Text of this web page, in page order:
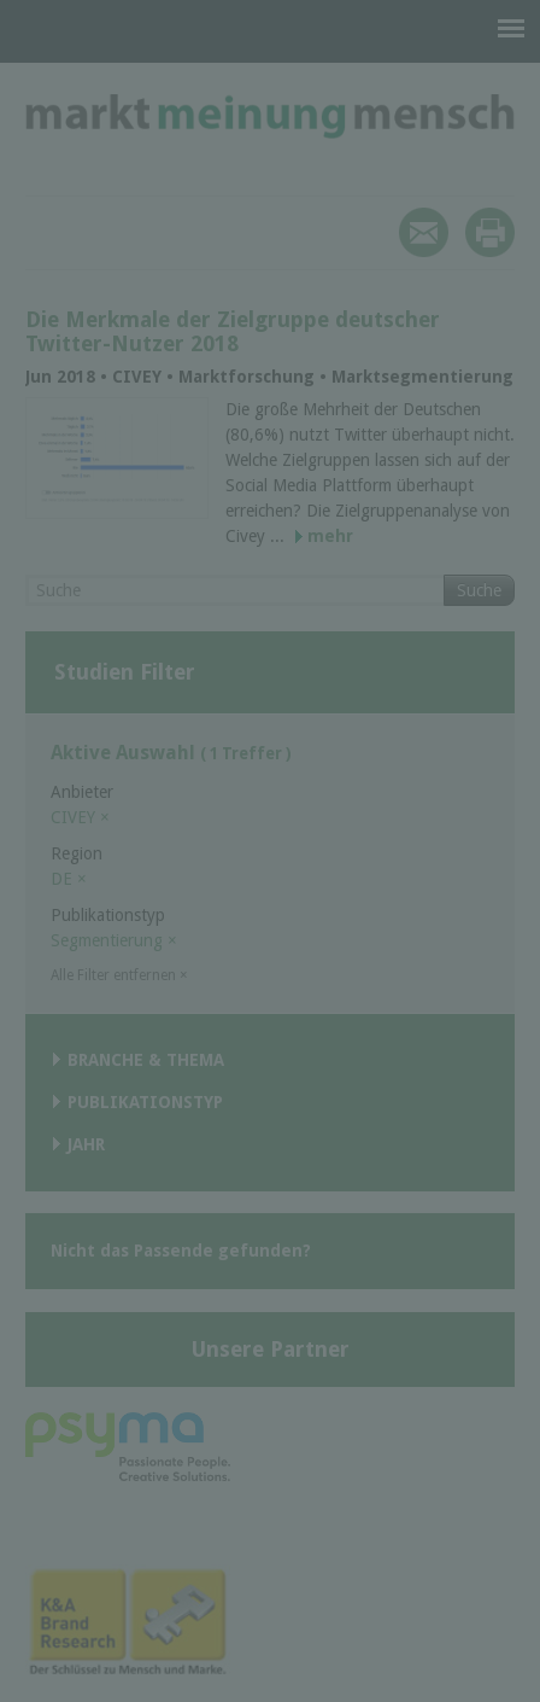
Die Merkmale der Zielgruppe deutscher
Twitter-Nutzer 2018
Jun 2018 • CIVEY • Marktforschung • Marktsegmentierung
Die große Mehrheit der Deutschen
(80,6%) nutzt Twitter überhaupt nicht.
Welche Zielgruppen lassen sich auf der
Social Media Plattform überhaupt
erreichen? Die Zielgruppenanalyse von
Civey ...
mehr
Suche
Studien Filter
Aktive Auswahl ( 1 Treffer )
Anbieter
CIVEY
×
Region
DE ×
Publikationstyp
Segmentierung ×
BRANCHE & THEMA
PUBLIKATIONSTYP
JAHR
Nicht das Passende gefunden?
Unsere Partner